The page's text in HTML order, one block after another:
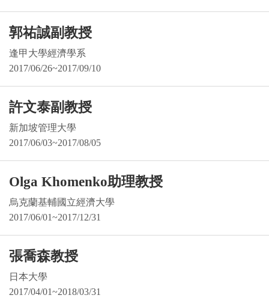
郭祐誠副教授
逢甲大學經濟學系
2017/06/26~2017/09/10
許文泰副教授
新加坡管理大學
2017/06/03~2017/08/05
Olga Khomenko助理教授
烏克蘭基輔國立經濟大學
2017/06/01~2017/12/31
張喬森教授
日本大學
2017/04/01~2018/03/31